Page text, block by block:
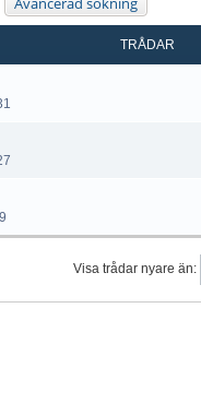
TRÅDAR
Visa trådar nyare än: